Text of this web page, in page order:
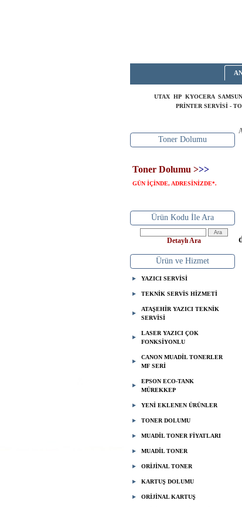
UTAX HP KYOCERA
PRİNTER SERVİSİ -
Toner Dolumu
Toner Dolumu >>>
GÜN İÇİNDE, ADRESİNİZDE*.
Ürün Kodu İle Ara
Detaylı Ara
Ürün ve Hizmet
YAZICI SERVİSİ
TEKNİK SERVİS HİZMETİ
ATAŞEHİR YAZICI TEKNİK
SERVİSİ
LASER YAZICI ÇOK
FONKSİYONLU
CANON MUADİL TONERLER
MF SERİ
EPSON ECO-TANK
MÜREKKEP
YENİ EKLENEN ÜRÜNLER
TONER DOLUMU
MUADİL TONER FİYATLARI
MUADİL TONER
ORİJİNAL TONER
KARTUŞ DOLUMU
ORİJİNAL KARTUŞ